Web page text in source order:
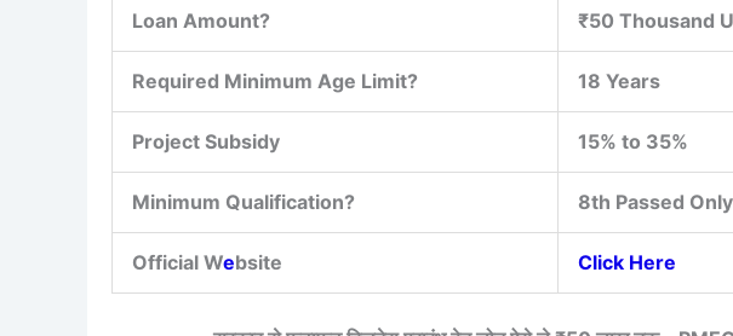
Loan Amount? ₹50 Thousand
Required Minimum Age Limit? 18 Years
Project Subsidy 15% to 35%
Minimum Qualification? 8th Passed Only
Official Website Click Here